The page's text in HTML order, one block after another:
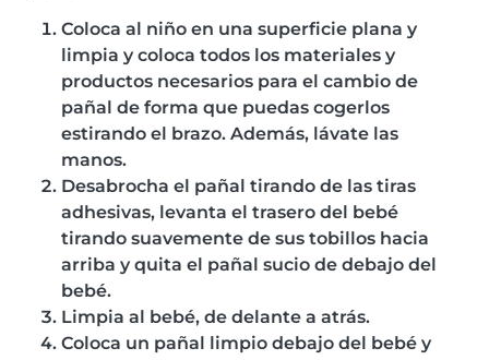
Coloca al niño en una superficie plana y
limpia y coloca todos los materiales y
productos necesarios para el cambio de
pañal de forma que puedas cogerlos
estirando el brazo. Además, lávate las
manos.
Desabrocha el pañal tirando de las tiras
adhesivas, levanta el trasero del bebé
tirando suavemente de sus tobillos hacia
arriba y quita el pañal sucio de debajo del
bebé.
Limpia al bebé, de delante a atrás.
Coloca un pañal limpio debajo del bebé y